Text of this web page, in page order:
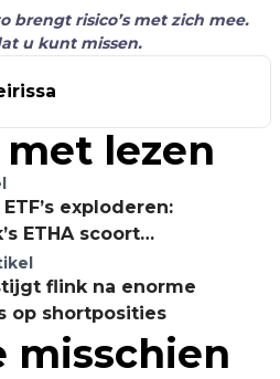
brengt risico’s met zich mee.
u kunt missen.
lezen
exploderen:
ETHA scoort
van $301 miljoen!
flink na enorme
op shortposities
misschien